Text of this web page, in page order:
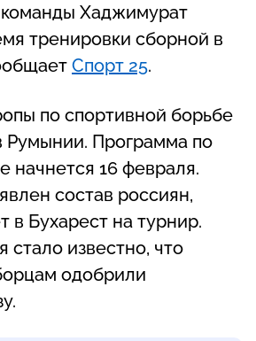
Хаджимурат
тренировки сборной в
Спорт 25.
по спортивной борьбе
Румынии. Программа по
начнется 16 февраля.
состав россиян,
в Бухарест на турнир.
стало известно, что
одобрили